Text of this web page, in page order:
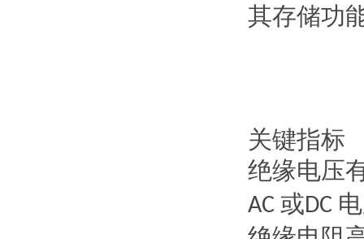
其存储功
关键指标
绝缘电压
AC 或DC